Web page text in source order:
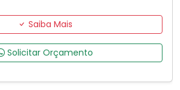
Saiba Mais
Solicitar Orçamento